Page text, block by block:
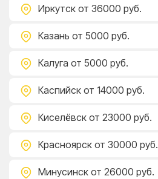
Иркутск от 36000 руб.
Казань от 5000 руб.
Калуга от 5000 руб.
Каспийск от 14000 руб.
Киселёвск от 23000 руб.
Красноярск от 30000 руб.
Минусинск от 26000 руб.